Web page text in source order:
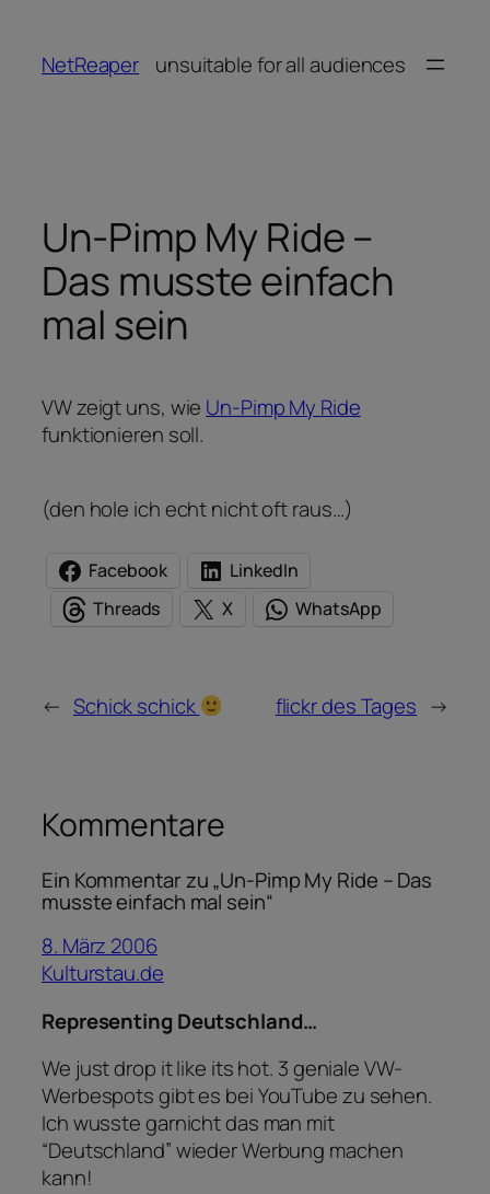
springen
NetReaper unsuitable for all audiences
Un-Pimp My Ride –
Das musste einfach
mal sein
VW zeigt uns, wie Un-Pimp My Ride
funktionieren soll.
(den hole ich echt nicht oft raus…)
Facebook
LinkedIn
Threads
X WhatsApp
← Schick schick flickr des Tages →
Kommentare
Ein Kommentar zu „Un-Pimp My Ride – Das
musste einfach mal sein“
8. März 2006
Kulturstau.de
Representing Deutschland…
We just drop it like its hot. 3 geniale VW-
Werbespots gibt es bei YouTube zu sehen.
Ich wusste garnicht das man mit
“Deutschland” wieder Werbung machen
kann!